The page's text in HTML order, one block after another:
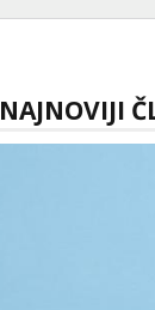
(Tina&Natali),
NAJNOVIJI